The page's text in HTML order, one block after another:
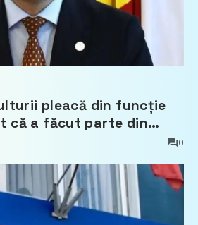
pleacă din funcție
că a făcut parte din
0